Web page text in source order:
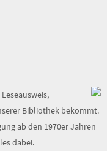
Bibliothek bekommt.
ab den 1970er Jahren
dabei.